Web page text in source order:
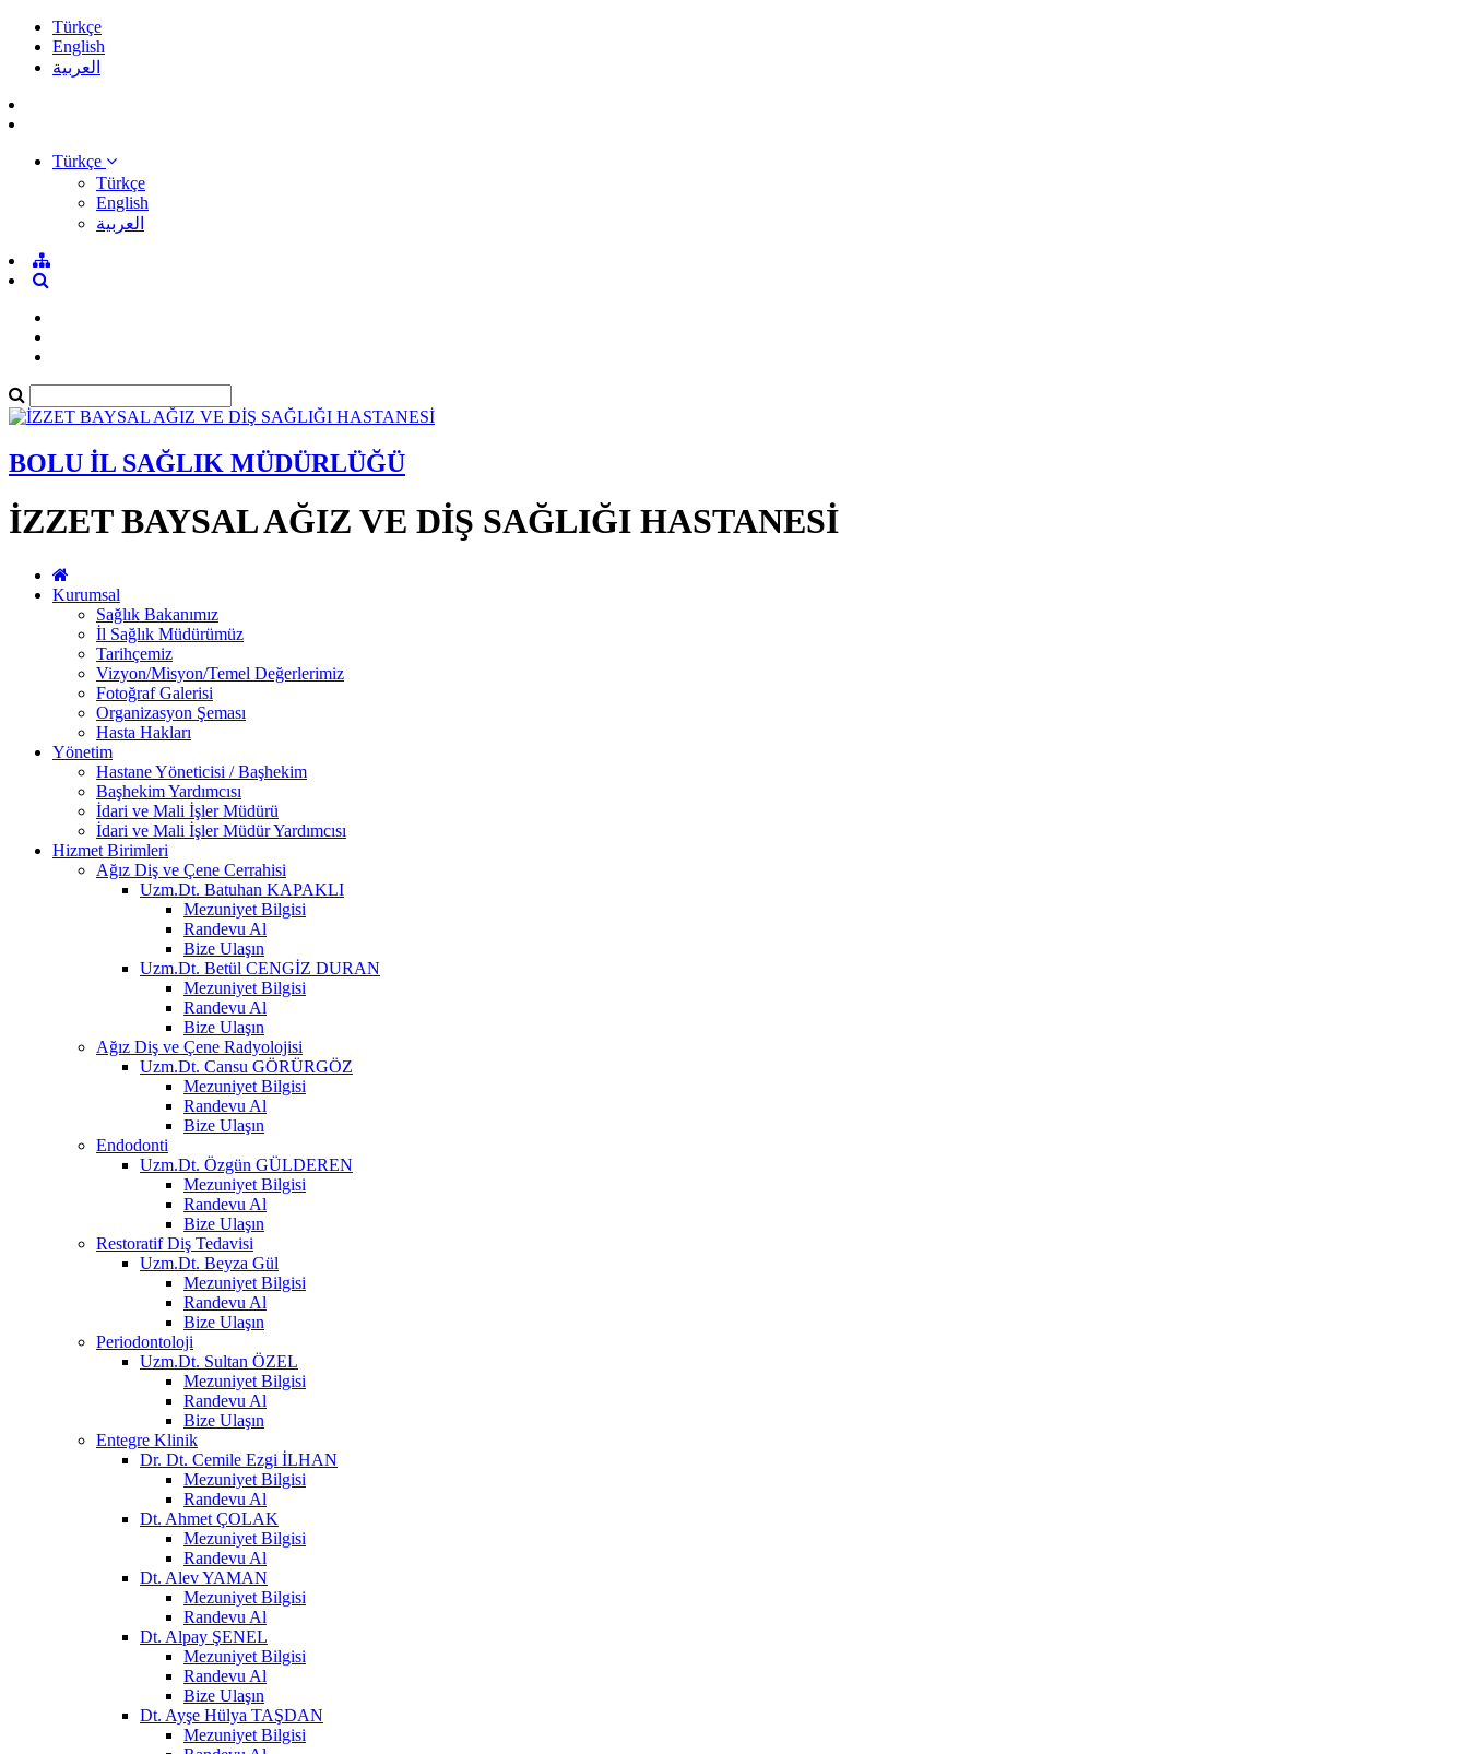
Türkçe
English
العربية
Türkçe
Türkçe
English
العربية
BOLU İL SAĞLIK MÜDÜRLÜĞÜ
İZZET BAYSAL AĞIZ VE DİŞ SAĞLIĞI HASTANESİ
Kurumsal
Sağlık Bakanımız
İl Sağlık Müdürümüz
Tarihçemiz
Vizyon/Misyon/Temel Değerlerimiz
Fotoğraf Galerisi
Organizasyon Şeması
Hasta Hakları
Yönetim
Hastane Yöneticisi / Başhekim
Başhekim Yardımcısı
İdari ve Mali İşler Müdürü
İdari ve Mali İşler Müdür Yardımcısı
Hizmet Birimleri
Ağız Diş ve Çene Cerrahisi
Uzm.Dt. Batuhan KAPAKLI
Mezuniyet Bilgisi
Randevu Al
Bize Ulaşın
Uzm.Dt. Betül CENGİZ DURAN
Mezuniyet Bilgisi
Randevu Al
Bize Ulaşın
Ağız Diş ve Çene Radyolojisi
Uzm.Dt. Cansu GÖRÜRGÖZ
Mezuniyet Bilgisi
Randevu Al
Bize Ulaşın
Endodonti
Uzm.Dt. Özgün GÜLDEREN
Mezuniyet Bilgisi
Randevu Al
Bize Ulaşın
Restoratif Diş Tedavisi
Uzm.Dt. Beyza Gül
Mezuniyet Bilgisi
Randevu Al
Bize Ulaşın
Periodontoloji
Uzm.Dt. Sultan ÖZEL
Mezuniyet Bilgisi
Randevu Al
Bize Ulaşın
Entegre Klinik
Dr. Dt. Cemile Ezgi İLHAN
Mezuniyet Bilgisi
Randevu Al
Dt. Ahmet ÇOLAK
Mezuniyet Bilgisi
Randevu Al
Dt. Alev YAMAN
Mezuniyet Bilgisi
Randevu Al
Dt. Alpay ŞENEL
Mezuniyet Bilgisi
Randevu Al
Bize Ulaşın
Dt. Ayşe Hülya TAŞDAN
Mezuniyet Bilgisi